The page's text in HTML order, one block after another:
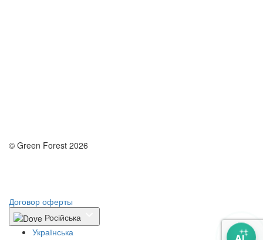
© Green Forest 2026
Договор оферты
Російська
Українська